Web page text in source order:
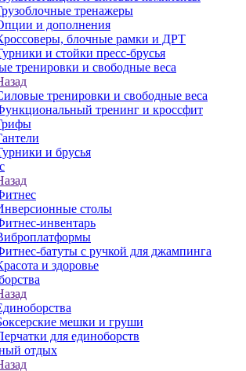
тренажеры
и дополнения
блочные рамки и ДРТ
и стойки пресс-брусья
тренировки и свободные веса
тренировки и свободные веса
тренинг и кроссфит
и брусья
столы
инвентарь
батуты с ручкой для джампинга
и здоровье
мешки и груши
для единоборств
отдых